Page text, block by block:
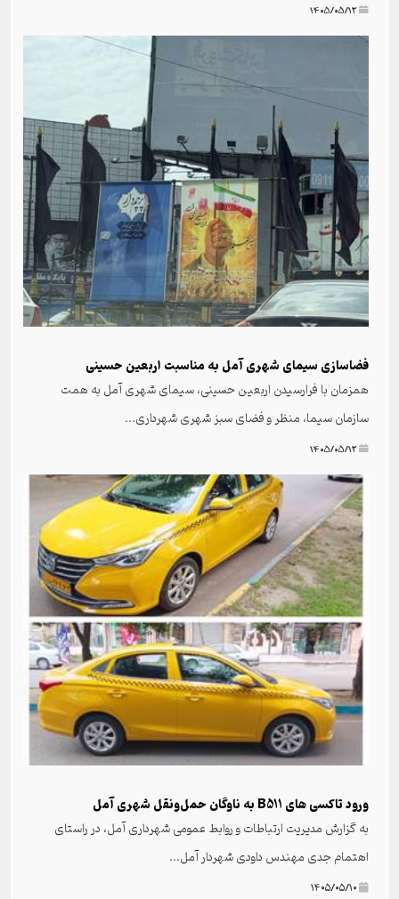
۱۴۰۵/۰۵/۱۲
فضاسازی سیمای شهری آمل به مناسبت اربعین حسینی
همزمان با فرارسیدن اربعین حسینی، سیمای شهری آمل به همت
سازمان سیما، منظر و فضای سبز شهری شهرداری...
۱۴۰۵/۰۵/۱۲
ورود تاکسی های B511 به ناوگان حمل‌ونقل شهری آمل
به گزارش مدیریت ارتباطات و روابط عمومی شهرداری آمل، در راستای
اهتمام جدی مهندس داودی شهردار آمل...
۱۴۰۵/۰۵/۱۰